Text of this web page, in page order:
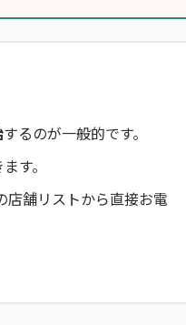
するのが一般的です。
す。
店舗リストから直接お電